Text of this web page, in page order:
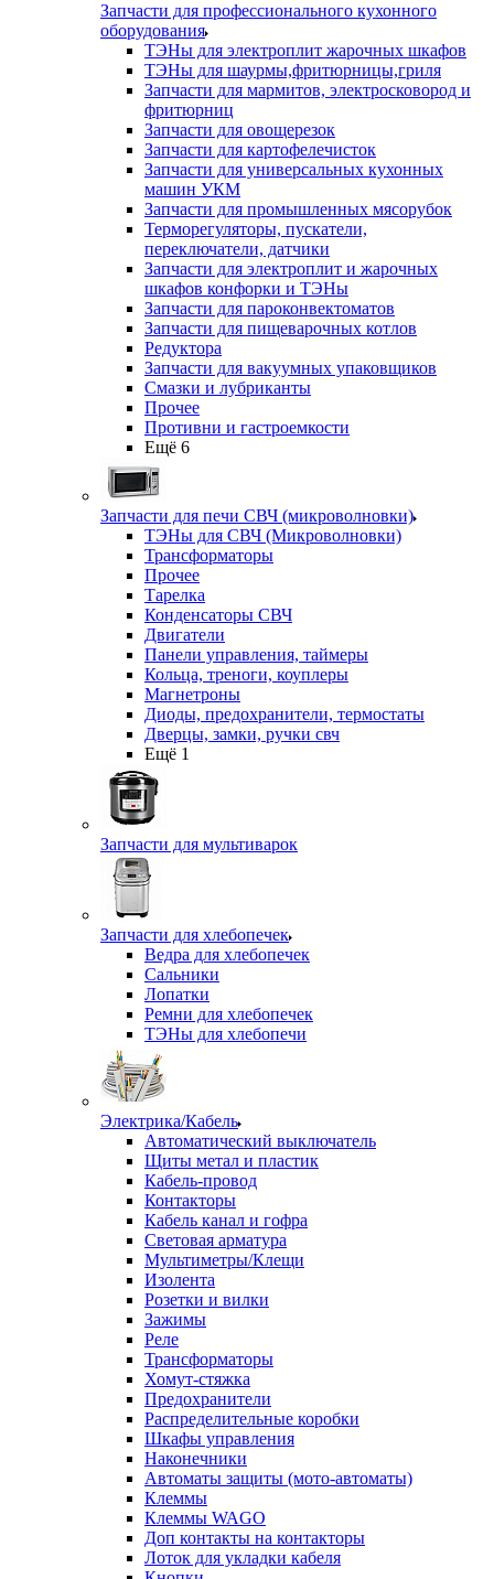
Запчасти для профессионального кухонного
оборудования
ТЭНы для электроплит жарочных шкафов
ТЭНы для шаурмы,фритюрницы,гриля
Запчасти для мармитов, электросковород и
фритюрниц
Запчасти для овощерезок
Запчасти для картофелечисток
Запчасти для универсальных кухонных
машин УКМ
Запчасти для промышленных мясорубок
Терморегуляторы, пускатели,
переключатели, датчики
Запчасти для электроплит и жарочных
шкафов конфорки и ТЭНы
Запчасти для пароконвектоматов
Запчасти для пищеварочных котлов
Редуктора
Запчасти для вакуумных упаковщиков
Смазки и лубриканты
Прочее
Противни и гастроемкости
Ещё 6
Запчасти для печи СВЧ (микроволновки)
ТЭНы для СВЧ (Микроволновки)
Трансформаторы
Прочее
Тарелка
Конденсаторы СВЧ
Двигатели
Панели управления, таймеры
Кольца, треноги, коуплеры
Магнетроны
Диоды, предохранители, термостаты
Дверцы, замки, ручки свч
Ещё 1
Запчасти для мультиварок
Запчасти для хлебопечек
Ведра для хлебопечек
Сальники
Лопатки
Ремни для хлебопечек
ТЭНы для хлебопечи
Электрика/Кабель
Автоматический выключатель
Щиты метал и пластик
Кабель-провод
Контакторы
Кабель канал и гофра
Световая арматура
Мультиметры/Клещи
Изолента
Розетки и вилки
Зажимы
Реле
Трансформаторы
Хомут-стяжка
Предохранители
Распределительные коробки
Шкафы управления
Наконечники
Автоматы защиты (мото-автоматы)
Клеммы
Клеммы WAGO
Доп контакты на контакторы
Лоток для укладки кабеля